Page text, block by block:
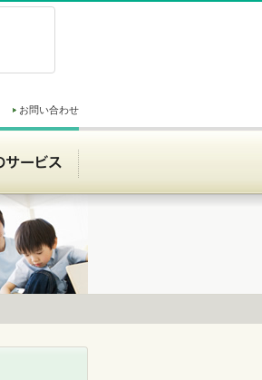
お問い合わせ
JAくらしのサービス
JAくらしのサービス